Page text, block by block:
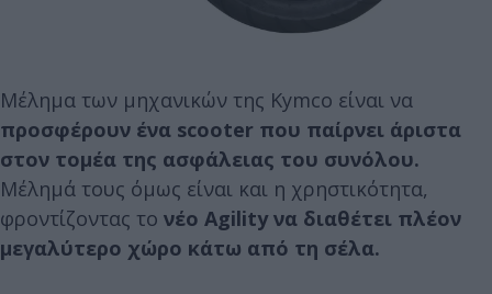
Μέλημα των μηχανικών της Kymco είναι να
προσφέρουν ένα scooter που παίρνει άριστα
στον τομέα της ασφάλειας του συνόλου.
Μέλημά τους όμως είναι και η χρηστικότητα,
φροντίζοντας το νέο Agility να διαθέτει πλέον
μεγαλύτερο χώρο κάτω από τη σέλα.